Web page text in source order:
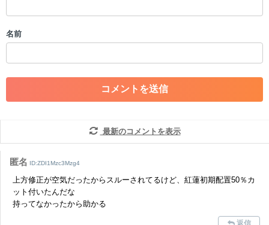
・一度削除された投稿を再び投稿すること
・アカウントの売買など金銭が絡む内容の投稿
・各ゲームのネタバレを含む内容の投稿
・その他、管理者が不適切と判断した投稿
コメントの削除を申請する※投稿内容を確認後、順次対応さ
せていただきます。ご了承ください。
さい。
また、過度な利用規約の違反や、弊社に損害の及ぶ内容の書き込みがあ
った場合は、法的措置をとらせていただく場合もございますので、あら
名前
最新のコメントを表示
匿名 ID:ZDI1Mzc3Mzg4
上方修正が空気だったからスルーされてるけど、紅蓮初期配置50％カ
ット付いたんだな
持ってなかったから助かる
返信